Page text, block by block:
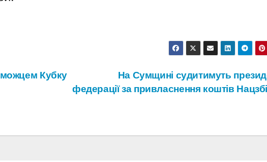
На Сумщині судитимуть
федерації за привласнення коштів
Кубку